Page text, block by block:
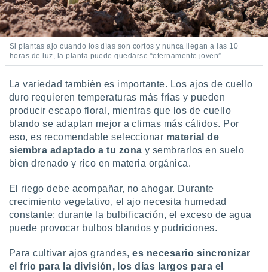
Si plantas ajo cuando los días son cortos y nunca llegan a las 10
horas de luz, la planta puede quedarse “eternamente joven”
La variedad también es importante. Los ajos de cuello
duro requieren temperaturas más frías y pueden
producir escapo floral, mientras que los de cuello
blando se adaptan mejor a climas más cálidos. Por
eso, es recomendable seleccionar material de
siembra adaptado a tu zona y sembrarlos en suelo
bien drenado y rico en materia orgánica.
El riego debe acompañar, no ahogar. Durante
crecimiento vegetativo, el ajo necesita humedad
constante; durante la bulbificación, el exceso de agua
puede provocar bulbos blandos y pudriciones.
Para cultivar ajos grandes, es necesario sincronizar
el frío para la división, los días largos para el